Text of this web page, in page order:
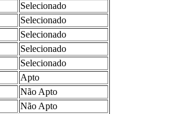
Selecionado
Selecionado
Selecionado
Selecionado
Selecionado
Apto
Não Apto
Não Apto